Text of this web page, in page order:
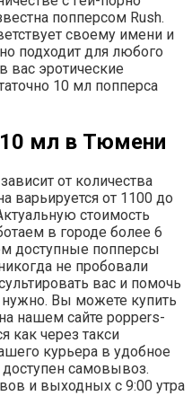
попперсом Rush.
своему имени и
подходит для любого
вас эротические
10 мл попперса
мл в Тюмени
от количества
варьируется от 1100 до
стоимость
в городе более 6
доступные попперсы
не пробовали
вас и помочь
нужно. Вы можете купить
нашем сайте poppers-
как через такси
курьера в удобное
самовывоз.
и выходных с 9:00 утра